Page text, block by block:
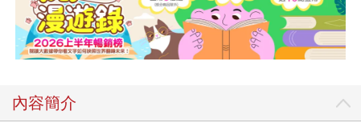
內容簡介